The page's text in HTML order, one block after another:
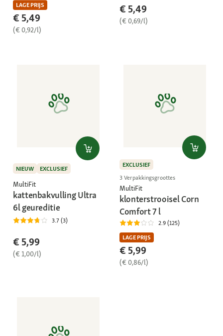
LAGE PRIJS
€ 5,49
(€ 0,92/l)
€ 5,49
(€ 0,69/l)
NIEUW EXCLUSIEF
MultiFit
kattenbakvulling Ultra
6l geureditie
3.7 (3)
€ 5,99
(€ 1,00/l)
EXCLUSIEF
3 Verpakkingsgroottes
MultiFit
klonterstrooisel Corn
Comfort 7 l
2.9 (125)
LAGE PRIJS
€ 5,99
(€ 0,86/l)